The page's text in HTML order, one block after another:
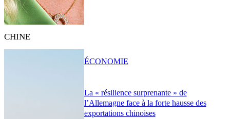
CHINE
La « résilience surprenante » de
l’Allemagne face à la forte hausse des
exportations chinoises
ÉCONOMIE